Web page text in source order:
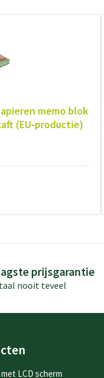
memo blok
(EU‑productie)
prijsgarantie
nooit teveel
LCD scherm